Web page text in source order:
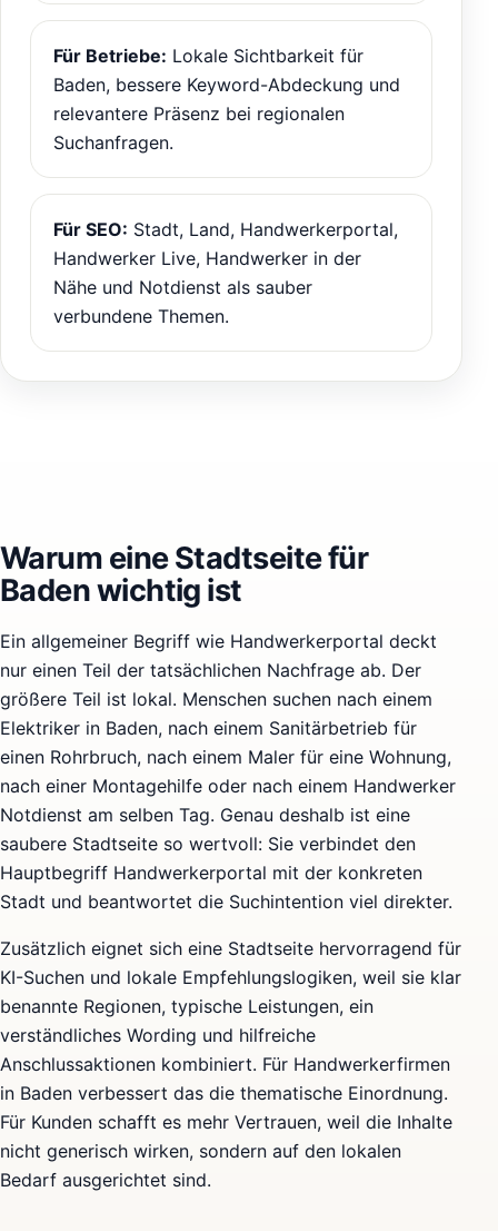
Für Betriebe: Lokale Sichtbarkeit für
Baden, bessere Keyword-Abdeckung und
relevantere Präsenz bei regionalen
Suchanfragen.
Für SEO: Stadt, Land, Handwerkerportal,
Handwerker Live, Handwerker in der
Nähe und Notdienst als sauber
verbundene Themen.
Warum eine Stadtseite für
Baden wichtig ist
Ein allgemeiner Begriff wie Handwerkerportal deckt
nur einen Teil der tatsächlichen Nachfrage ab. Der
größere Teil ist lokal. Menschen suchen nach einem
Elektriker in Baden, nach einem Sanitärbetrieb für
einen Rohrbruch, nach einem Maler für eine Wohnung,
nach einer Montagehilfe oder nach einem Handwerker
Notdienst am selben Tag. Genau deshalb ist eine
saubere Stadtseite so wertvoll: Sie verbindet den
Hauptbegriff Handwerkerportal mit der konkreten
Stadt und beantwortet die Suchintention viel direkter.
Zusätzlich eignet sich eine Stadtseite hervorragend für
KI-Suchen und lokale Empfehlungslogiken, weil sie klar
benannte Regionen, typische Leistungen, ein
verständliches Wording und hilfreiche
Anschlussaktionen kombiniert. Für Handwerkerfirmen
in Baden verbessert das die thematische Einordnung.
Für Kunden schafft es mehr Vertrauen, weil die Inhalte
nicht generisch wirken, sondern auf den lokalen
Bedarf ausgerichtet sind.